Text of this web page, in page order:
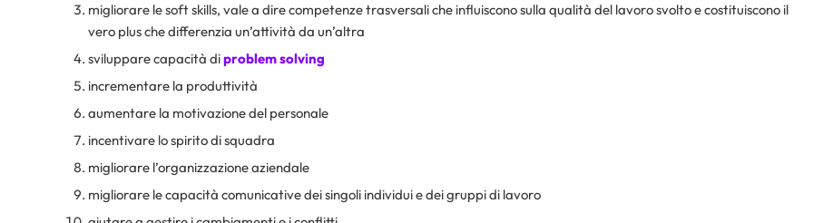
migliorare le soft skills, vale a dire competenze trasversali che influiscono sulla qualità del lavoro svolto e costituiscono il
vero plus che differenzia un’attività da un’altra
sviluppare capacità diproblem solving
incrementare la produttività
aumentare la motivazione del personale
incentivare lo spirito di squadra
migliorare l’organizzazione aziendale
migliorare le capacità comunicative dei singoli individui e dei gruppi di lavoro